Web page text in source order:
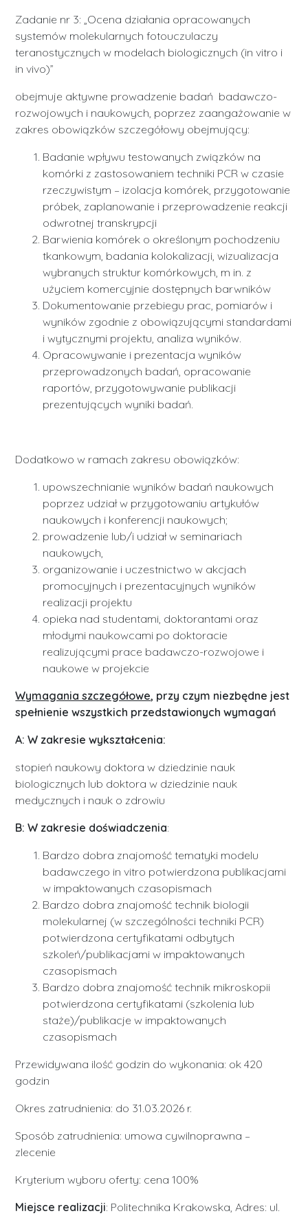
Zadanie nr 3: „Ocena działania opracowanych
systemów molekularnych fotouczulaczy
teranostycznych w modelach biologicznych (in vitro i
in vivo)”
obejmuje aktywne prowadzenie badań badawczo-
rozwojowych i naukowych, poprzez zaangażowanie w
zakres obowiązków szczegółowy obejmujący:
Badanie wpływu testowanych związków na
komórki z zastosowaniem techniki PCR w czasie
rzeczywistym – izolacja komórek, przygotowanie
próbek, zaplanowanie i przeprowadzenie reakcji
odwrotnej transkrypcji
Barwienia komórek o określonym pochodzeniu
tkankowym, badania kolokalizacji, wizualizacja
wybranych struktur komórkowych, m in. z
użyciem komercyjnie dostępnych barwników
Dokumentowanie przebiegu prac, pomiarów i
wyników zgodnie z obowiązującymi standardami
i wytycznymi projektu, analiza wyników.
Opracowywanie i prezentacja wyników
przeprowadzonych badań, opracowanie
raportów, przygotowywanie publikacji
prezentujących wyniki badań.
Dodatkowo w ramach zakresu obowiązków:
upowszechnianie wyników badań naukowych
poprzez udział w przygotowaniu artykułów
naukowych i konferencji naukowych;
prowadzenie lub/i udział w seminariach
naukowych,
organizowanie i uczestnictwo w akcjach
promocyjnych i prezentacyjnych wyników
realizacji projektu
opieka nad studentami, doktorantami oraz
młodymi naukowcami po doktoracie
realizującymi prace badawczo-rozwojowe i
naukowe w projekcie
Wymagania szczegółowe, przy czym niezbędne jest
spełnienie wszystkich przedstawionych wymagań
A: W zakresie wykształcenia:
stopień naukowy doktora w dziedzinie nauk
biologicznych lub doktora w dziedzinie nauk
medycznych i nauk o zdrowiu
B: W zakresie doświadczenia:
Bardzo dobra znajomość tematyki modelu
badawczego in vitro potwierdzona publikacjami
w impaktowanych czasopismach
Bardzo dobra znajomość technik biologii
molekularnej (w szczególności techniki PCR)
potwierdzona certyfikatami odbytych
szkoleń/publikacjami w impaktowanych
czasopismach
Bardzo dobra znajomość technik mikroskopii
potwierdzona certyfikatami (szkolenia lub
staże)/publikacje w impaktowanych
czasopismach
Przewidywana ilość godzin do wykonania: ok 420
godzin
Okres zatrudnienia: do 31.03.2026 r.
Sposób zatrudnienia: umowa cywilnoprawna –
zlecenie
Kryterium wyboru oferty: cena 100%
Miejsce realizacji: Politechnika Krakowska, Adres: ul.